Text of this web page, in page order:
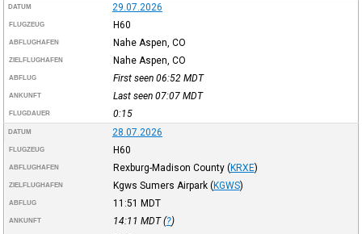
DATUM 29.07.2026
FLUGZEUG H60
ABFLUGHAFEN Nahe Aspen, CO
ZIELFLUGHAFEN Nahe Aspen, CO
ABFLUG First seen 06:52 MDT
ANKUNFT Last seen 07:07 MDT
FLUGDAUER 0:15
DATUM 28.07.2026
FLUGZEUG H60
ABFLUGHAFEN Rexburg-Madison County (KRXE)
ZIELFLUGHAFEN Kgws Sumers Airpark (KGWS)
ABFLUG 11:51 MDT
ANKUNFT 14:11 MDT(?)